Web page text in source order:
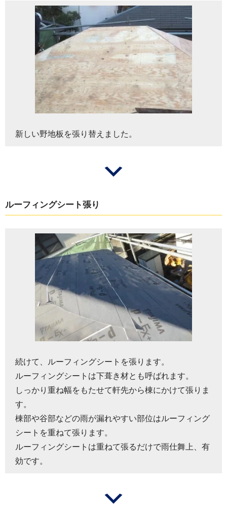
新しい野地板を張り替えました。
ルーフィングシート張り
続けて、ルーフィングシートを張ります。
ルーフィングシートは下葺き材とも呼ばれます。
しっかり重ね幅をもたせて軒先から棟にかけて張りま
す。
棟部や谷部などの雨が漏れやすい部位はルーフィング
シートを重ねて張ります。
ルーフィングシートは重ねて張るだけで雨仕舞上、有
効です。